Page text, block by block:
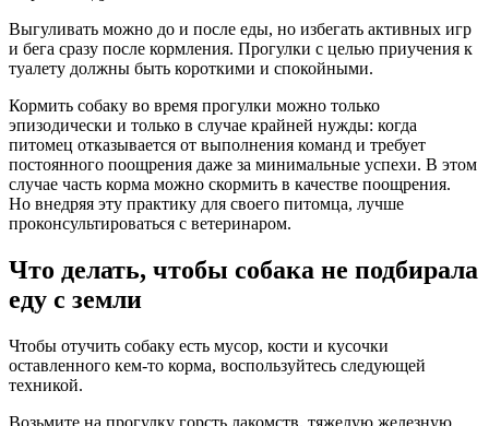
Выгуливать можно до и после еды, но избегать активных игр
и бега сразу после кормления. Прогулки с целью приучения к
туалету должны быть короткими и спокойными.
Кормить собаку во время прогулки можно только
эпизодически и только в случае крайней нужды: когда
питомец отказывается от выполнения команд и требует
постоянного поощрения даже за минимальные успехи. В этом
случае часть корма можно скормить в качестве поощрения.
Но внедряя эту практику для своего питомца, лучше
проконсультироваться с ветеринаром.
Что делать, чтобы собака не подбирала
еду с земли
Чтобы отучить собаку есть мусор, кости и кусочки
оставленного кем-то корма, воспользуйтесь следующей
техникой.
Возьмите на прогулку горсть лакомств, тяжелую железную